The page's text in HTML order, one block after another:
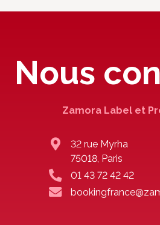
Nous
Zamora Label et
32 rue Myrha
75018, Paris
01 43 72 42 42